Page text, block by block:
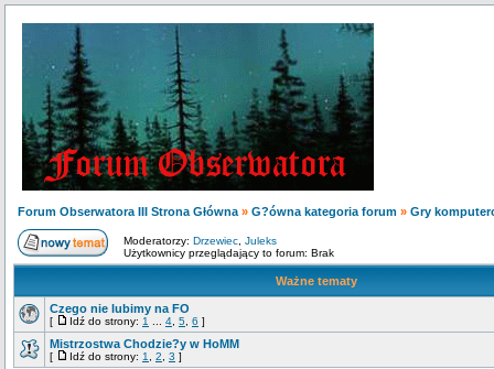
Forum Obserwatora III Strona Główna » G?ówna kategoria forum » Gry
Moderatorzy: Drzewiec Juleks
Użytkownicy przeglądający to forum: Brak
Ważne tematy
Czego nie lubimy na FO
[ Idź do strony: 1 4 5 6 ]
Mistrzostwa Chodzie?y w HoMM
[ Idź do strony: 1 2 3 ]